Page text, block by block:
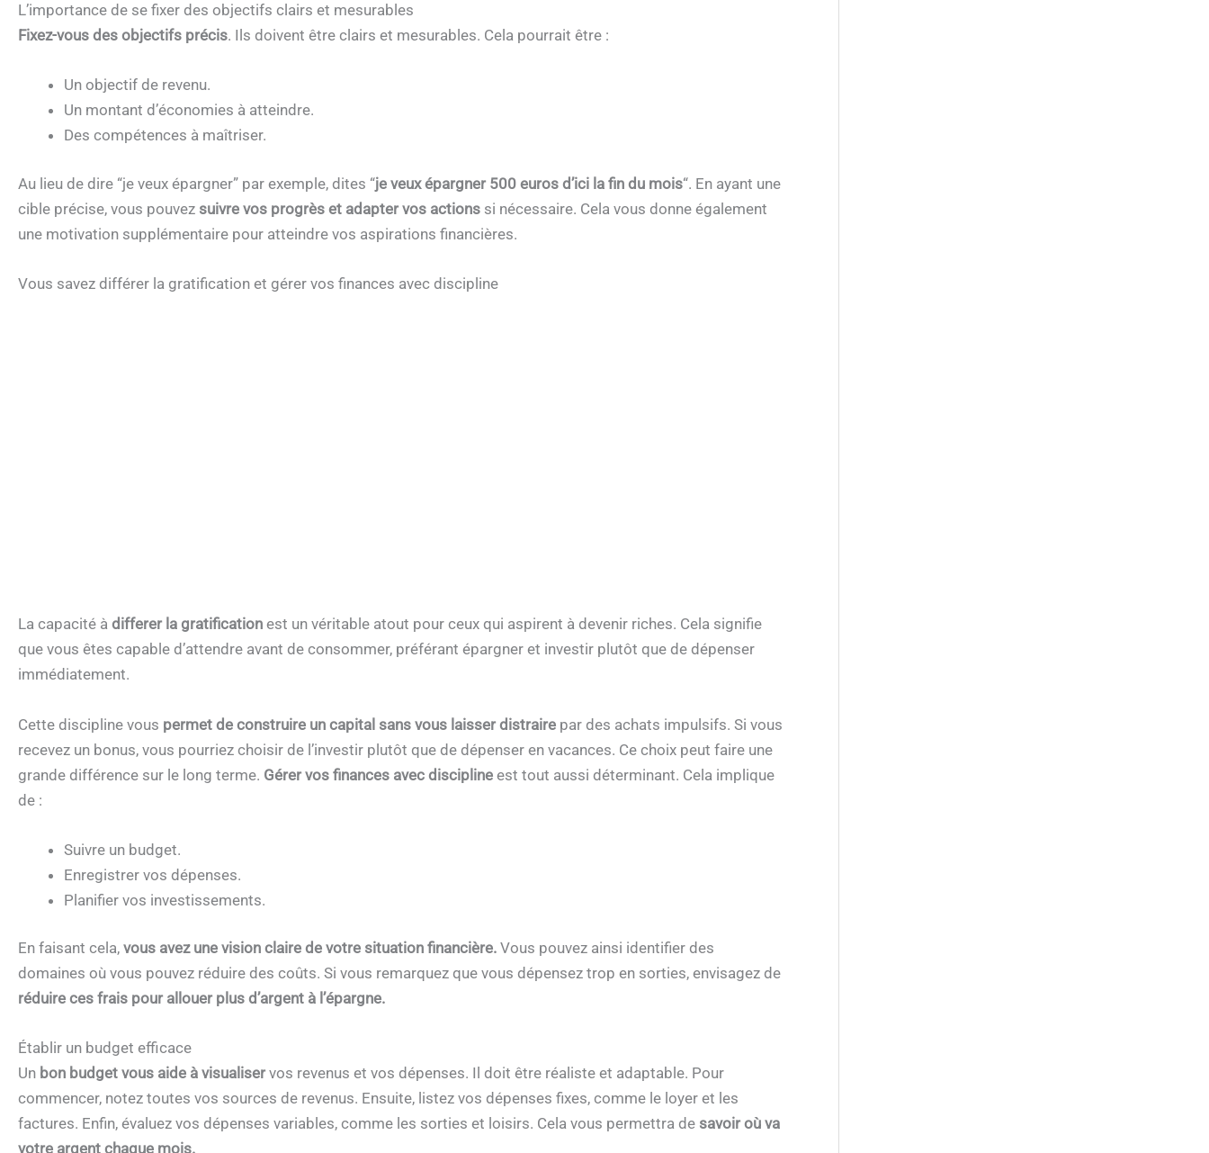
L’importance de se fixer des objectifs clairs et mesurables
Fixez-vous des objectifs précis. Ils doivent être clairs et mesurables. Cela pourrait être :
Un objectif de revenu.
Un montant d’économies à atteindre.
Des compétences à maîtriser.
Au lieu de dire “je veux épargner” par exemple, dites “je veux épargner 500 euros d’ici la fin du mois“. En ayant une
cible précise, vous pouvez suivre vos progrès et adapter vos actions si nécessaire. Cela vous donne également
une motivation supplémentaire pour atteindre vos aspirations financières.
Vous savez différer la gratification et gérer vos finances avec discipline
La capacité à differer la gratification est un véritable atout pour ceux qui aspirent à devenir riches. Cela signifie
que vous êtes capable d’attendre avant de consommer, préférant épargner et investir plutôt que de dépenser
immédiatement.
Cette discipline vous permet de construire un capital sans vous laisser distraire par des achats impulsifs. Si vous
recevez un bonus, vous pourriez choisir de l’investir plutôt que de dépenser en vacances. Ce choix peut faire une
grande différence sur le long terme. Gérer vos finances avec discipline est tout aussi déterminant. Cela implique
de :
Suivre un budget.
Enregistrer vos dépenses.
Planifier vos investissements.
En faisant cela, vous avez une vision claire de votre situation financière. Vous pouvez ainsi identifier des
domaines où vous pouvez réduire des coûts. Si vous remarquez que vous dépensez trop en sorties, envisagez de
réduire ces frais pour allouer plus d’argent à l’épargne.
Établir un budget efficace
Un bon budget vous aide à visualiservos revenus et vos dépenses. Il doit être réaliste et adaptable. Pour
commencer, notez toutes vos sources de revenus. Ensuite, listez vos dépenses fixes, comme le loyer et les
factures. Enfin, évaluez vos dépenses variables, comme les sorties et loisirs. Cela vous permettra de savoir où va
votre argent chaque mois.